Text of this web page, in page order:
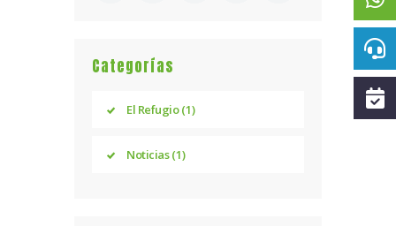
Categorías
El Refugio(1)
Noticias(1)